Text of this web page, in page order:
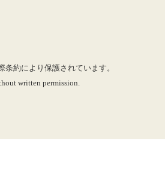
約により保護されています。
written permission.